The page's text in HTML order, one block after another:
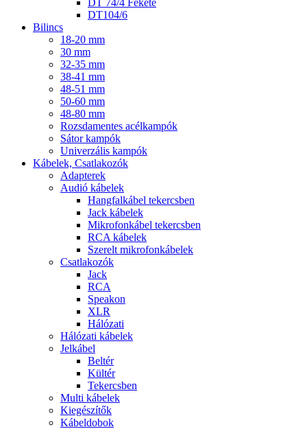
DT 74/4 Fekete
DT104/6
Bilincs
18-20 mm
30 mm
32-35 mm
38-41 mm
48-51 mm
50-60 mm
48-80 mm
Rozsdamentes acélkampók
Sátor kampók
Univerzális kampók
Kábelek, Csatlakozók
Adapterek
Audió kábelek
Hangfalkábel tekercsben
Jack kábelek
Mikrofonkábel tekercsben
RCA kábelek
Szerelt mikrofonkábelek
Csatlakozók
Jack
RCA
Speakon
XLR
Hálózati
Hálózati kábelek
Jelkábel
Beltér
Kültér
Tekercsben
Multi kábelek
Kiegészítők
Kábeldobok